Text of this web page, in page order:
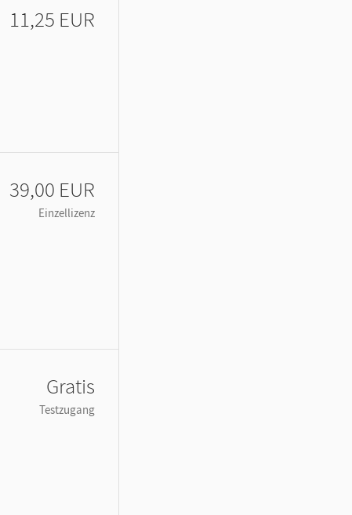
11,25 EUR
39,00 EUR
Einzellizenz
Gratis
Testzugang